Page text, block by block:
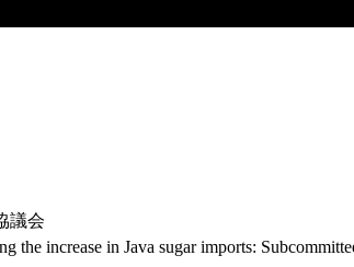
議会
increase in Java sugar imports: